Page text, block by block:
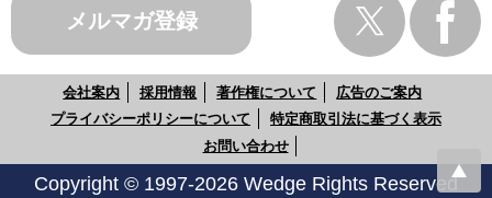
メルマガ登録
会社案内 採用情報 著作権について
広告のご案内
プライバシーポリシーについて
特定商取引法に基づく表示
お問い合わせ
Copyright © 1997-2026 Wedge Rights Reserved